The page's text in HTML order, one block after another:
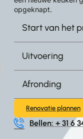
opgeknapt.
Start van het
Uitvoering
Afronding
Renovatie plannen
Bellen: + 31 6